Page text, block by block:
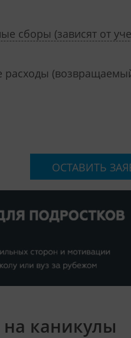
сборы (зависят от
расходы
ОСТАВИТЬ
каникулы